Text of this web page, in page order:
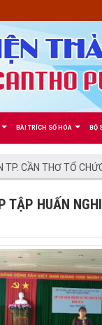
BÀI TRÍCH SỐ HÓA BỘ
TP. CẦN THƠ TỔ
TẬP HUẤN